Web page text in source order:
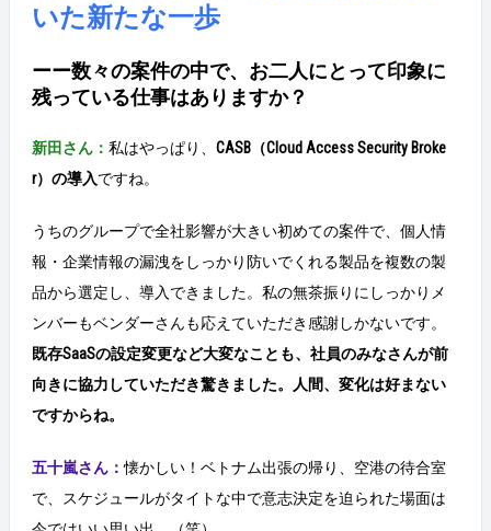
いた新たな一歩
ーー数々の案件の中で、お二人にとって印象に
残っている仕事はありますか？
新田さん： 私はやっぱり、 CASB（Cloud Access Security Broke
r）の導入ですね。
うちのグループで全社影響が大きい初めての案件で、個人情
報・企業情報の漏洩をしっかり防いでくれる製品を複数の製
品から選定し、導入できました。私の無茶振りにしっかりメ
ンバーもベンダーさんも応えていただき感謝しかないです。
既存SaaSの設定変更など大変なことも、社員のみなさんが前
向きに協力していただき驚きました。人間、変化は好まない
ですからね。
五十嵐さん：懐かしい！ベトナム出張の帰り、空港の待合室
で、スケジュールがタイトな中で意志決定を迫られた場面は